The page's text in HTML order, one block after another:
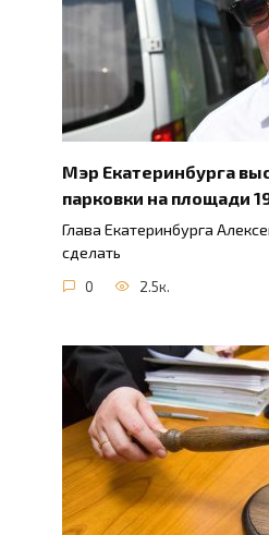
Мэр Екатеринбурга
парковки на площади
Глава Екатеринбурга
сделать
0 2.5к.